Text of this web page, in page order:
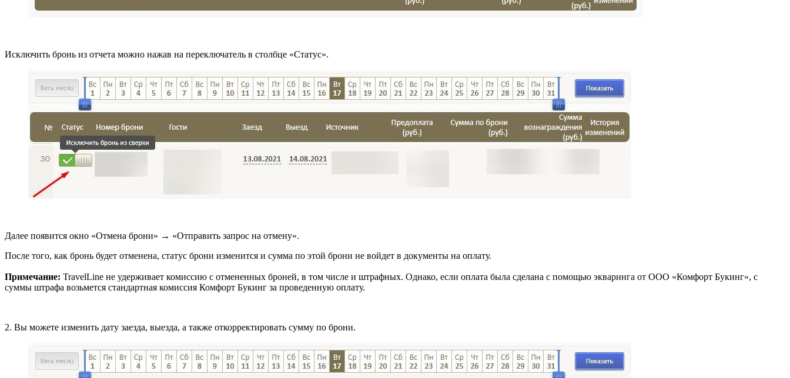
Исключить бронь из отчета можно нажав на переключатель в столбце «Статус».
Далее появится окно «Отмена брони» → «Отправить запрос на отмену».
После того, как бронь будет отменена, статус брони изменится и сумма по этой брони не войдет в документы на оплату.
Примечание: TravelLine не удерживает комиссию с отмененных броней, в том числе и штрафных. Однако, если оплата была сделана с помощью экваринга от ООО «Комфорт Букинг», с
суммы штрафа возьмется стандартная комиссия Комфорт Букинг за проведенную оплату.
2. Вы можете изменить дату заезда, выезда, а также откорректировать сумму по брони.